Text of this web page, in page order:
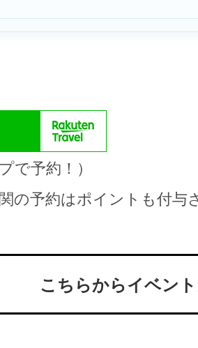
で予約！）
の予約はポイントも付
こちらからイベン